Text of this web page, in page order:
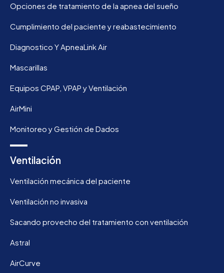
Opciones de tratamiento de la apnea del sueño
Cumplimiento del paciente y reabastecimiento
Diagnostico Y ApneaLink Air
Mascarillas
Equipos CPAP, VPAP y Ventilación
AirMini
Monitoreo y Gestión de Dados
Ventilación
Ventilación mecánica del paciente
Ventilación no invasiva
Sacando provecho del tratamiento con ventilación
Astral
AirCurve